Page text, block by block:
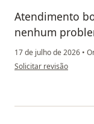
Atendimento
nenhum
17 de julho de 2026 •
na opinião do utilizador
Solicitar revisão